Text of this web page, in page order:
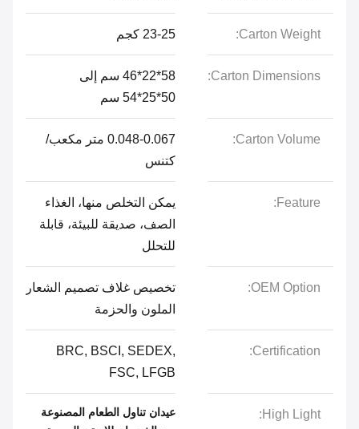
Carton Weight: 23-25 ​​كجم
Carton Dimensions:
58*22*46 سم إلى
Carton Volume:
0.048-0.067 متر مكعب/
كتنس
Feature:
يمكن التخلص منها، الغذاء
الصف، صديقة للبيئة، قابلة
للتحلل
OEM Option:
تخصيص غلاف تصميم الشعار
الملون والحزمة
Certification:
BRC, BSCI, SEDEX,
FSC, LFGB
High Light:
عيدان تناول الطعام المصنوعة